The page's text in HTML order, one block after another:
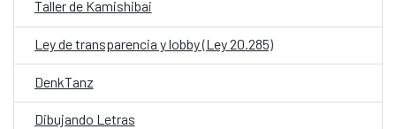
Taller de Kamishibai
Ley de transparencia y lobby (Ley 20.285)
DenkTanz
Dibujando Letras